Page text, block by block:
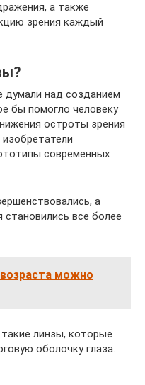
а также
зрения каждый
над созданием
бы помогло человеку
остроты зрения
современных
а
становились все более
можно
линзы, которые
оболочку глаза.